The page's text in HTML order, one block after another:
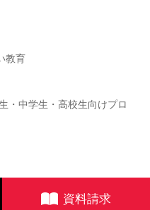
資料請求
教育
・中学生・高校生向けプロ